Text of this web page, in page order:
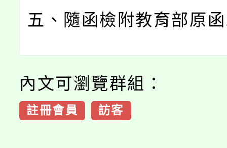
五、隨函檢附教育部原
內文可瀏覽群組：
註冊會員 訪客